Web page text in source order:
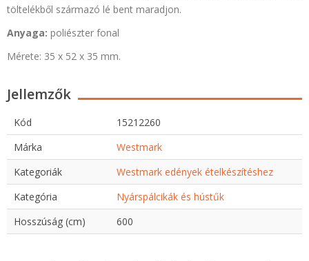
töltelékből származó lé bent maradjon.
Anyaga: poliészter fonal
Mérete: 35 x 52 x 35 mm.
Jellemzők
Kód
15212260
Márka
Westmark
Kategoriák
Westmark edények ételkészítéshez
Kategória
Nyárspálcikák és hústűk
Hosszúság (cm)
600